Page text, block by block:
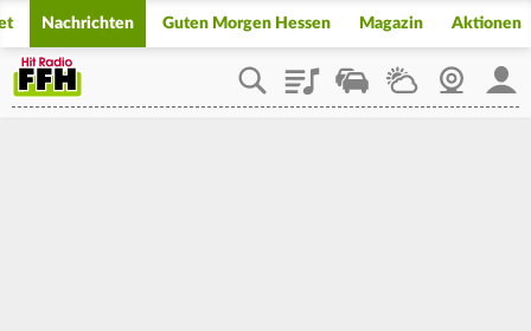
Nachrichten Guten Morgen Hessen Magazin Aktionen
PlaylistStaupilotWetterWebcam